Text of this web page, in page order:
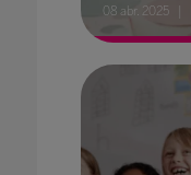
08 abr. 2025